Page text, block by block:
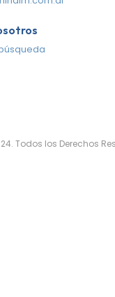
Todos los Derechos